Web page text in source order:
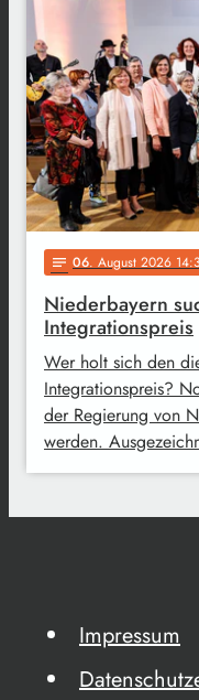
notes 06. August 2026
Niederbayern
Integrationspreis
Wer holt sich den
Integrationspreis?
der Regierung von
werden.
Impressum